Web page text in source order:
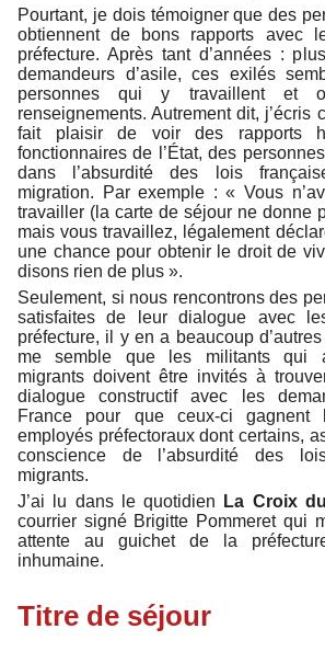
Pourtant, je dois témoigner que des
obtiennent de bons rapports avec
préfecture. Après tant d’années :
demandeurs d’asile, ces exilés
personnes qui y travaillent et
renseignements. Autrement dit, j’écris
fait plaisir de voir des rapports
fonctionnaires de l’État, des
dans l’absurdité des lois
migration. Par exemple : « Vous
travailler (la carte de séjour ne donne
mais vous travaillez, légalement
une chance pour obtenir le droit de
disons rien de plus ».
Seulement, si nous rencontrons des
satisfaites de leur dialogue avec
préfecture, il y en a beaucoup d’autres
me semble que les militants qui
migrants doivent être invités à
dialogue constructif avec les
France pour que ceux-ci gagnent
employés préfectoraux dont certains,
conscience de l’absurdité des
migrants.
J’ai lu dans le quotidien
La Croix
courrier signé Brigitte Pommeret qui
attente au guichet de la
inhumaine.
Titre de séjour